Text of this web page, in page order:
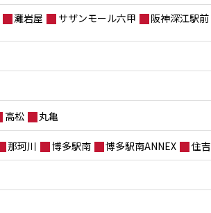
灘岩屋 サザンモール六甲 阪神深江駅前
高松 丸亀
那珂川 博多駅南 博多駅南ANNEX 住吉